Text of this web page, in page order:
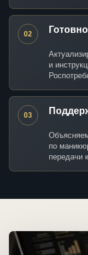
02
и
03
по
передачи